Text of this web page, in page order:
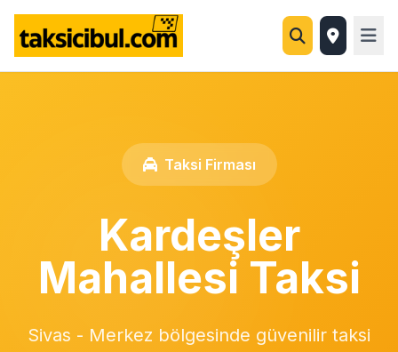
Taksi Firması
Kardeşler
Mahallesi Taksi
Sivas - Merkez bölgesinde güvenilir taksi